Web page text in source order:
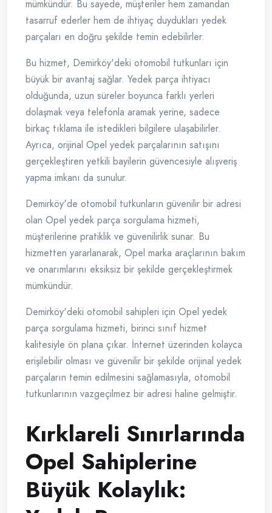
mümkündür. Bu sayede, müşteriler hem zamandan
tasarruf ederler hem de ihtiyaç duydukları yedek
parçaları en doğru şekilde temin edebilirler.
Bu hizmet, Demirköy'deki otomobil tutkunları için
büyük bir avantaj sağlar. Yedek parça ihtiyacı
olduğunda, uzun süreler boyunca farklı yerleri
dolaşmak veya telefonla aramak yerine, sadece
birkaç tıklama ile istedikleri bilgilere ulaşabilirler.
Ayrıca, orijinal Opel yedek parçalarının satışını
gerçekleştiren yetkili bayilerin güvencesiyle alışveriş
yapma imkanı da sunulur.
Demirköy'de otomobil tutkunların güvenilir bir adresi
olan Opel yedek parça sorgulama hizmeti,
müşterilerine pratiklik ve güvenilirlik sunar. Bu
hizmetten yararlanarak, Opel marka araçlarının bakım
ve onarımlarını eksiksiz bir şekilde gerçekleştirmek
mümkündür.
Demirköy'deki otomobil sahipleri için Opel yedek
parça sorgulama hizmeti, birinci sınıf hizmet
kalitesiyle ön plana çıkar. İnternet üzerinden kolayca
erişilebilir olması ve güvenilir bir şekilde orijinal yedek
parçaların temin edilmesini sağlamasıyla, otomobil
tutkunlarının vazgeçilmez bir adresi haline gelmiştir.
Kırklareli Sınırlarında
Opel Sahiplerine
Büyük Kolaylık: